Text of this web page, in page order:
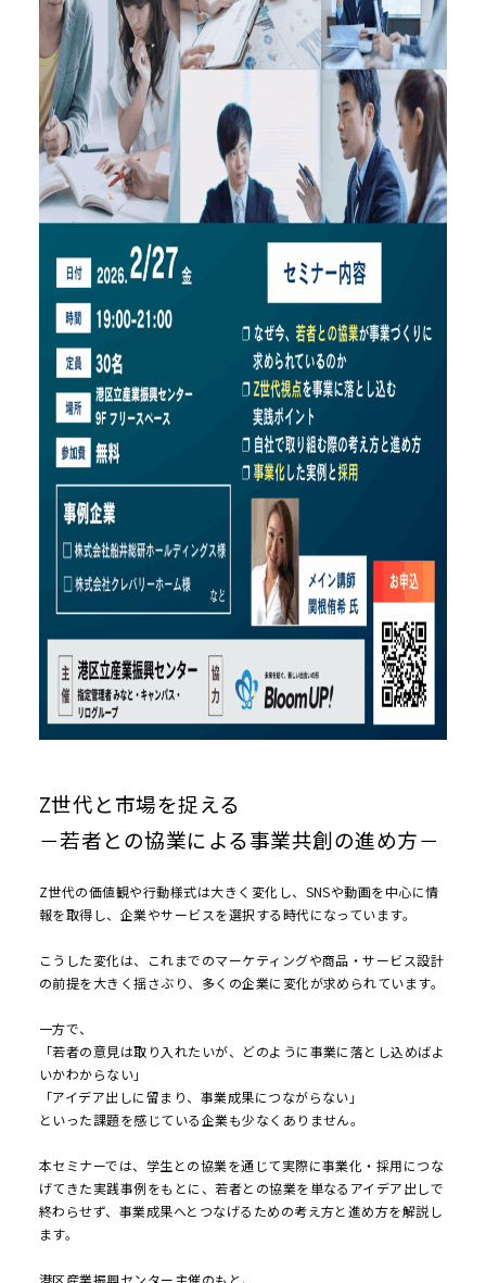
Z世代と市場を捉える
－若者との協業による事業共創の進め方－
Z世代の価値観や行動様式は大きく変化し、SNSや動画を中心に情
報を取得し、企業やサービスを選択する時代になっています。
こうした変化は、これまでのマーケティングや商品・サービス設計
の前提を大きく揺さぶり、多くの企業に変化が求められています。
一方で、
「若者の意見は取り入れたいが、どのように事業に落とし込めばよ
いかわからない」
「アイデア出しに留まり、事業成果につながらない」
といった課題を感じている企業も少なくありません。
本セミナーでは、学生との協業を通じて実際に事業化・採用につな
げてきた実践事例をもとに、若者との協業を単なるアイデア出しで
終わらせず、事業成果へとつなげるための考え方と進め方を解説し
ます。